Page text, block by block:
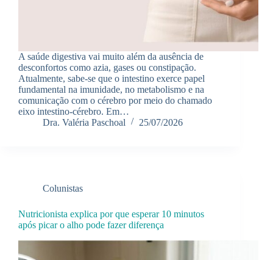
A saúde digestiva vai muito além da ausência de
desconfortos como azia, gases ou constipação.
Atualmente, sabe-se que o intestino exerce papel
fundamental na imunidade, no metabolismo e na
comunicação com o cérebro por meio do chamado
eixo intestino-cérebro. Em…
Dra. Valéria Paschoal
25/07/2026
Colunistas
Nutricionista explica por que esperar 10 minutos
após picar o alho pode fazer diferença